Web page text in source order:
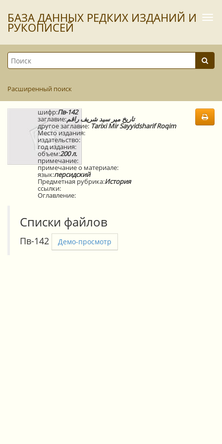
БАЗА ДАННЫХ РЕДКИХ ИЗДАНИЙ И
РУКОПИСЕЙ
Расширенный поиск
шифр:Пв-142
заглавие:تاريخ مير سيد شريف راقم
другое заглавие:Tarixi Mir Sayyidsharif Roqim
Место издания:
издательство:
год издания:
объем:200 л.
примечание:
примечание о материале:
язык:персидский
Предметная рубрика:История
ссылки:
Оглавление:
Списки файлов
Пв-142 Демо-просмотр